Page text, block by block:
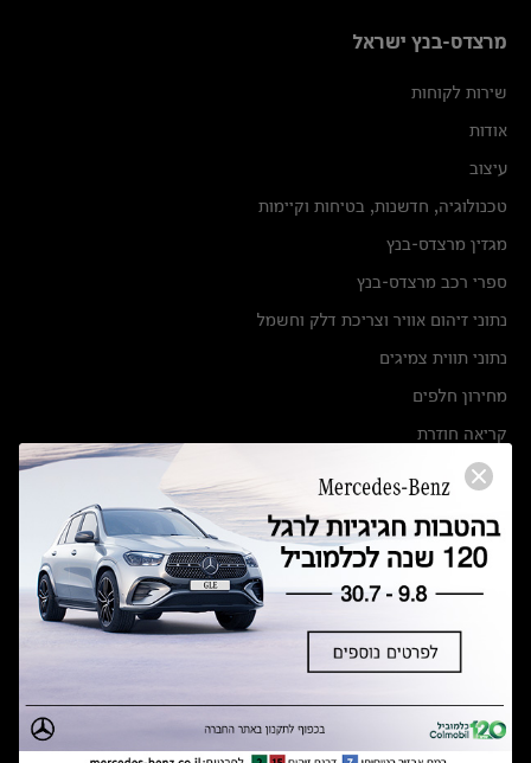
מרצדס-בנץ ישראל
שירות לקוחות
אודות
עיצוב
טכנולוגיה, חדשנות, בטיחות וקיימות
מגזין מרצדס-בנץ
ספרי רכב מרצדס-בנץ
נתוני זיהום אוויר וצריכת דלק וחשמל
נתוני תווית צמיגים
מחירון חלפים
קריאה חוזרת
הודעה על הטבות לרכבי מרצדס בהסדר פשרה בתצ 56447-02-19
תקנון ימי מכירות 120 לכלמוביל
מצאו אותנו
אולמות תצוגה
מרכזי שירות